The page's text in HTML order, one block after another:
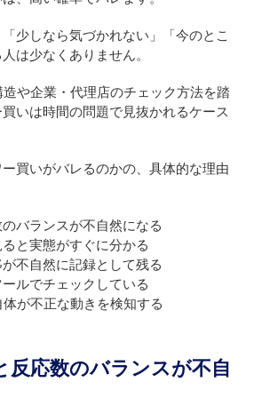
少しなら気づかれない」「今のとこ
は少なくありません。
や企業・代理店のチェック方法を踏
いは時間の問題で見抜かれるケース
買いがバレるのかの、具体的な理由
バランスが不自然になる
と実態がすぐに分かる
不自然に記録として残る
ルでチェックしている
が不正な動きを検知する
反応数のバランスが不自